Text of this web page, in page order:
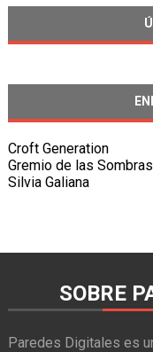
Croft Generation
Gremio de las Sombras
Silvia Galiana
SOBRE
Paredes Digitales es